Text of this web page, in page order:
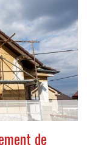
de